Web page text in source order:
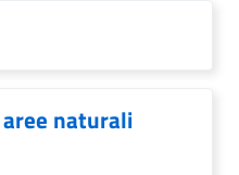
naturali